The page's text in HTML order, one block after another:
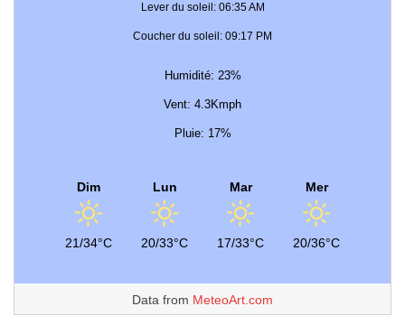
Lever du soleil: 06:35 AM
Coucher du soleil: 09:17 PM
Humidité: 23%
Vent: 4.3Kmph
Pluie: 17%
Dim
21/34°C
Lun
20/33°C
Mar
17/33°C
Mer
20/36°C
Data from MeteoArt.com